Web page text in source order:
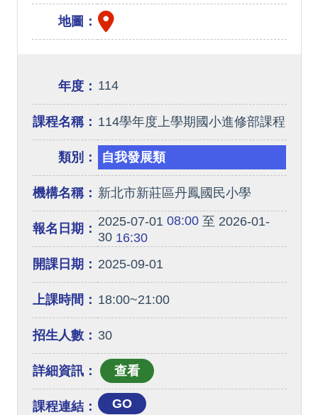
地圖：
年度： 114
課程名稱： 114學年度上學期國小進修部課程
類別： 自我發展類
機構名稱： 新北市新莊區丹鳳國民小學
報名日期： 2025-07-01 08:00至 2026-01-
3016:30
開課日期： 2025-09-01
上課時間： 18:00~21:00
招生人數： 30
詳細資訊：
課程連結： GO